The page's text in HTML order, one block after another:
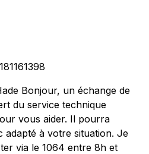
Bonjour, un échange de
du service technique
vous aider. Il pourra
adapté à votre situation. Je
via le 1064 entre 8h et